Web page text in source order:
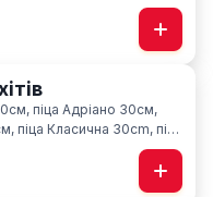
піца Адріано 30см,
піца Класична 30cm, піца